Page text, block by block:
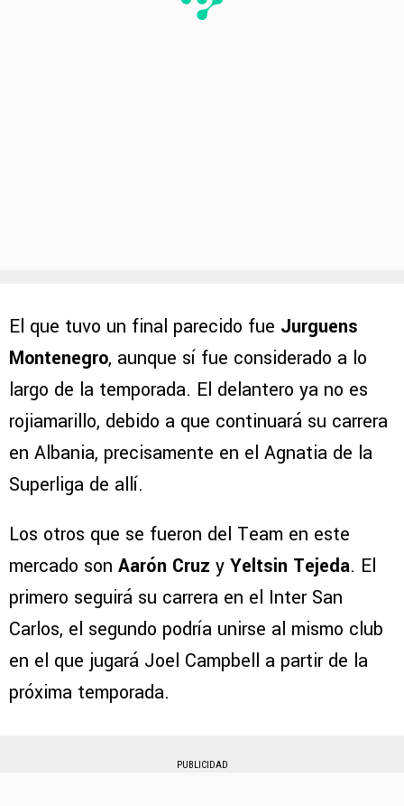
El que tuvo un final parecido fue Jurguens
Montenegro, aunque sí fue considerado a lo
largo de la temporada. El delantero ya no es
rojiamarillo, debido a que continuará su carrera
en Albania, precisamente en el Agnatia de la
Superliga de allí.
Los otros que se fueron del Team en este
mercado son Aarón Cruz y Yeltsin Tejeda. El
primero seguirá su carrera en el Inter San
Carlos, el segundo podría unirse al mismo club
en el que jugará Joel Campbell a partir de la
próxima temporada.
PUBLICIDAD